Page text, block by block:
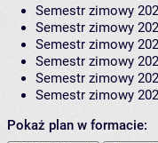
Semestr zimowy
Semestr zimowy
Semestr zimowy
Semestr zimowy
Semestr zimowy
Semestr zimowy
Pokaż plan w formacie: